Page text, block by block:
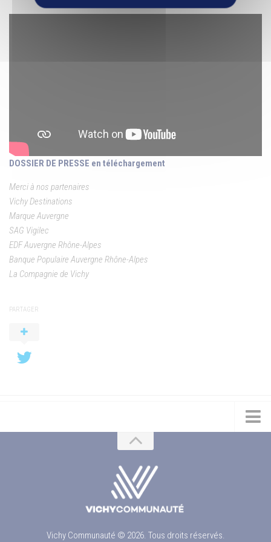
DOSSIER DE PRESSE en téléchargement
Merci à nos partenaires
Vichy Destinations
Marque Auvergne
SAG Vigilec
EDF Auvergne Rhône-Alpes
Banque Populaire Auvergne Rhône-Alpes
La Compagnie de Vichy
PARTAGER
Vichy Communauté © 2026. Tous droits réservés.